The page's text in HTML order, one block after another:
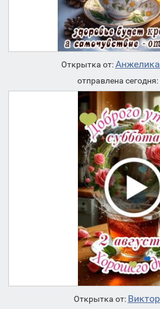
Открытка от:
отправлена сегодня:
Открытка от: